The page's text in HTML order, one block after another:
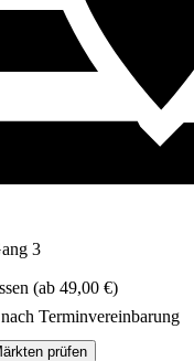
3
(ab 49,00 €)
Terminvereinbarung
prüfen